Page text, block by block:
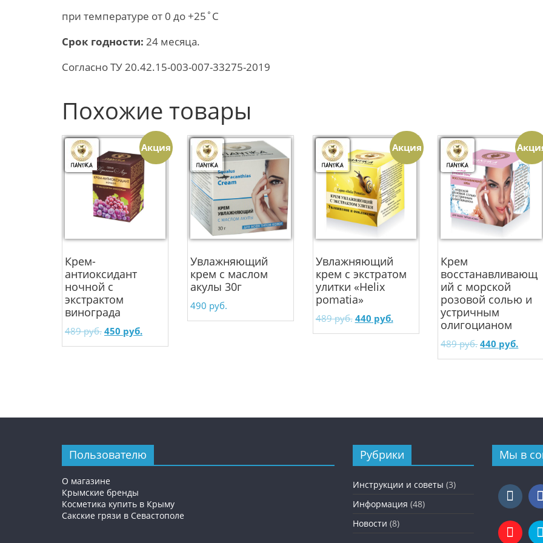
при температуре от 0 до +25˚С
Срок годности: 24 месяца.
Согласно ТУ 20.42.15-003-007-33275-2019
Похожие товары
Акция
Крем-
антиоксидант
ночной с
экстрактом
винограда
489руб.450 руб.
Увлажняющий
крем с маслом
акулы 30г
490 руб.
Акция
Увлажняющий
крем с экстратом
улитки «Helix
pomatia»
489руб. 440 руб.
Крем
восстанавливающ
ий с морской
розовой солью и
устричным
олигоцианом
489руб.440 руб.
Пользователю
О магазине
Крымские бренды
Косметика купить в Крыму
Сакские грязи в Севастополе
Рубрики
Инструкции и советы (3)
Информация (48)
Новости (8)
Мы в